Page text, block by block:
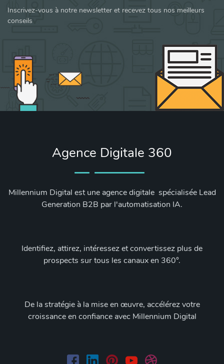
Inscrivez-vous à notre newsletter et recevez tous nos meilleurs
conseils
Agence Digitale 360
Millennium Digital est une agence digitale spécialisée Lead
Generation B2B par l'automatisation IA.
Identifiez, attirez, intéressez et convertissez plus de
prospects sur tous les canaux en 360°.
De la stratégie à la mise en œuvre, accélérez votre
croissance en confiance avec Millennium Digital